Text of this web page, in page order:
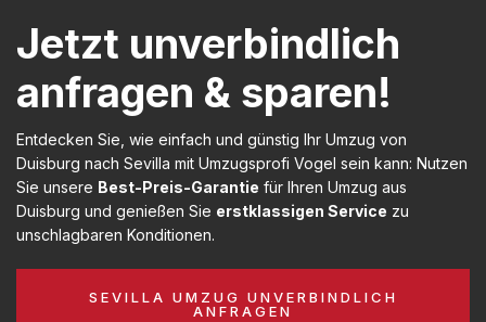
Jetzt unverbindlich
anfragen & sparen!
Entdecken Sie, wie einfach und günstig Ihr Umzug von
Duisburg nach Sevilla mit Umzugsprofi Vogel sein kann: Nutzen
Sie unsere Best-Preis-Garantie für Ihren Umzug aus
Duisburg und genießen Sie erstklassigen Service zu
unschlagbaren Konditionen.
SEVILLA UMZUG UNVERBINDLICH
ANFRAGEN